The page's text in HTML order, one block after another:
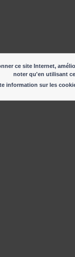
ce site Internet,
noter qu'en utilisant
information sur les